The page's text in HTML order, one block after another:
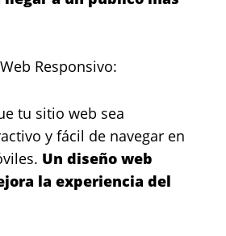
Responsivo:
tu sitio web sea
y fácil de navegar en
Un diseño web
la experiencia del